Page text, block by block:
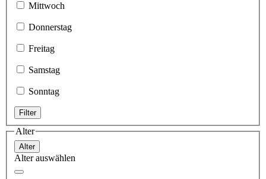
Mittwoch
Donnerstag
Freitag
Samstag
Sonntag
Filter
Alter
Alter
Alter auswählen